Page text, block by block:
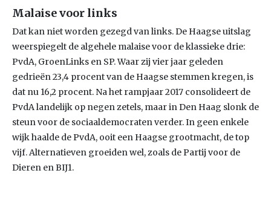
Malaise voor links
Dat kan niet worden gezegd van links. De Haagse uitslag
weerspiegelt de algehele malaise voor de klassieke drie:
PvdA, GroenLinks en SP. Waar zij vier jaar geleden
gedrieën 23,4 procent van de Haagse stemmen kregen, is
dat nu 16,2 procent. Na het rampjaar 2017 consolideert de
PvdA landelijk op negen zetels, maar in Den Haag slonk de
steun voor de sociaaldemocraten verder. In geen enkele
wijk haalde de PvdA, ooit een Haagse grootmacht, de top
vijf. Alternatieven groeiden wel, zoals de Partij voor de
Dieren en BIJ1.